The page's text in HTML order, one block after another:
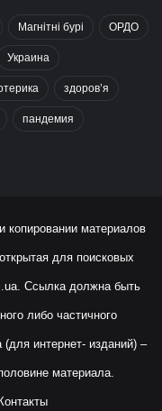
Магнітні бурі ОРДО
Украина
здоров’я
пандемия
материалов
для поисковых
. Ссылка должна быть
либо частичного
интернет- изданий) –
материала.